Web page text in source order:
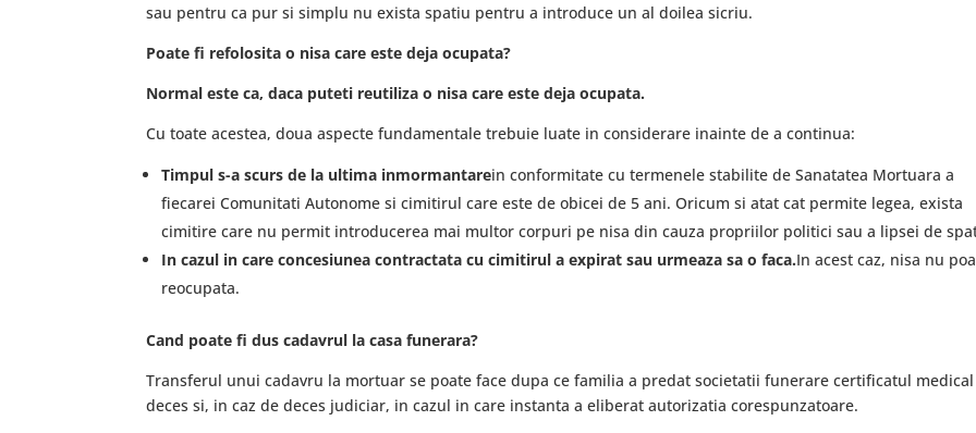
sau pentru ca pur si simplu nu exista spatiu pentru a introduce un al doilea sicriu.
Poate fi refolosita o nisa care este deja ocupata?
Normal este ca, daca puteti reutiliza o nisa care este deja ocupata.
Cu toate acestea, doua aspecte fundamentale trebuie luate in considerare inainte de a continua:
Timpul s-a scurs de la ultima inmormantarein conformitate cu termenele stabilite de Sanatatea Mortuara a
fiecarei Comunitati Autonome si cimitirul care este de obicei de 5 ani. Oricum si atat cat permite legea, exista
cimitire care nu permit introducerea mai multor corpuri pe nisa din cauza propriilor politici sau a lipsei de
In cazul in care concesiunea contractata cu cimitirul a expirat sau urmeaza sa o faca.In acest caz, nisa nu
reocupata.
Cand poate fi dus cadavrul la casa funerara?
Transferul unui cadavru la mortuar se poate face dupa ce familia a predat societatii funerare certificatul
deces si, in caz de deces judiciar, in cazul in care instanta a eliberat autorizatia corespunzatoare.